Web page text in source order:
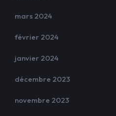
mars 2024
février 2024
janvier 2024
décembre 2023
novembre 2023